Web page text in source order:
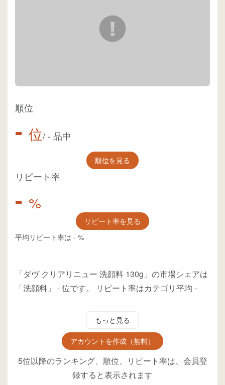
順位
- 位/- 品中
順位を見る
リピート率
- %
リピート率を見る
平均リピート率は - %
「ダヴ クリアリニュー 洗顔料 130g」の市場シェアは
「洗顔料」 -位です。 リピート率はカテゴリ平均 -
もっと見る
アカウントを作成（無料）
5位以降のランキング、順位、リピート率は、会員登
録すると表示されます